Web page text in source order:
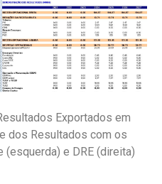
Exportados em
dos Resultados com os
e DRE (direita)